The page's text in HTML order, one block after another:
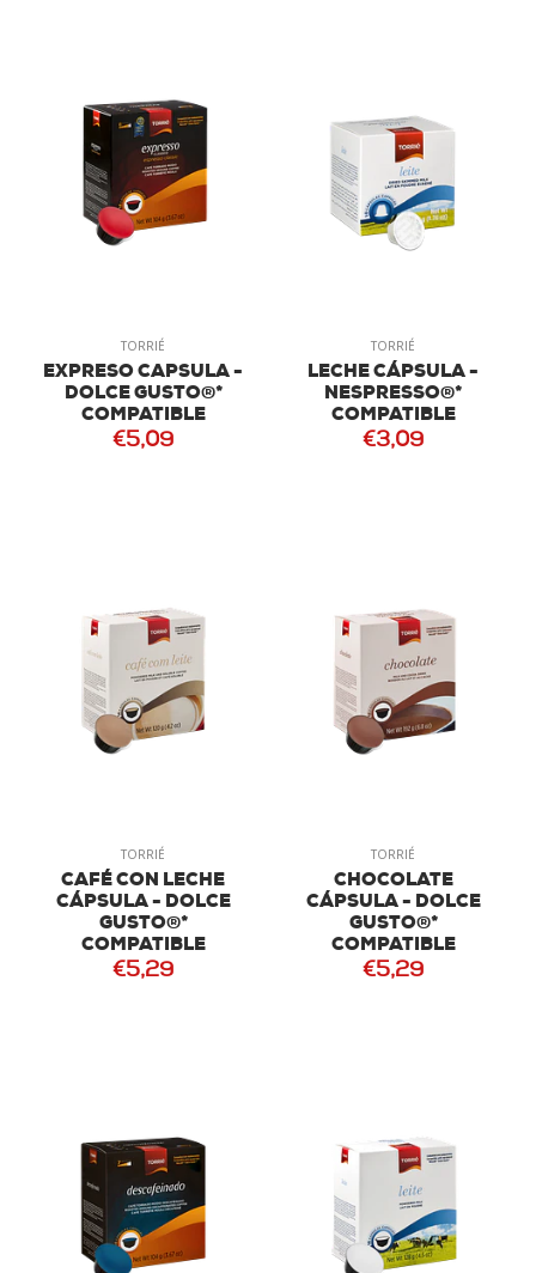
TORRIÉ
EXPRESO CAPSULA -
DOLCE GUSTO®*
COMPATIBLE
€5,09
TORRIÉ
LECHE CÁPSULA -
NESPRESSO®*
COMPATIBLE
€3,09
TORRIÉ
CAFÉ CON LECHE
CÁPSULA - DOLCE
GUSTO®*
COMPATIBLE
€5,29
TORRIÉ
CHOCOLATE
CÁPSULA - DOLCE
GUSTO®*
COMPATIBLE
€5,29